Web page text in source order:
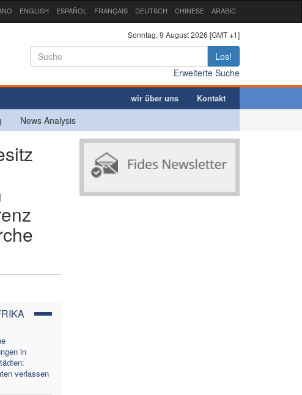
ENGLISH ESPAÑOL FRANÇAIS DEUTSCH CHINESE ARABIC
Sonntag, 9 August 2026 [GMT +1]
Los!
Erweiterte Suche
wir über uns Kontakt
News Analysis
in
verlassen